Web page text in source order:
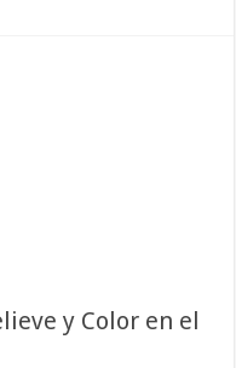
y Color en el